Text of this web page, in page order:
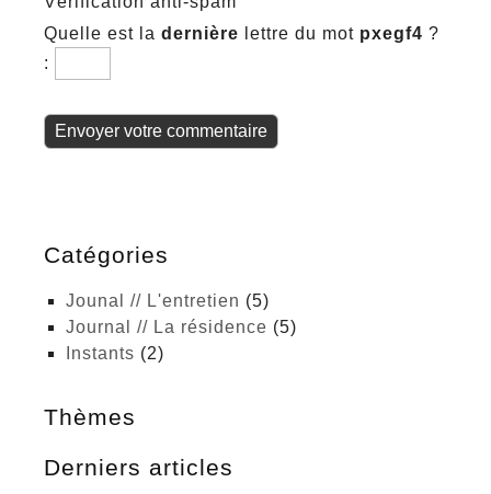
Quelle est la dernière lettre du mot pxegf4 ?
:
Catégories
Jounal // L'entretien (5)
Journal // La résidence (5)
Instants (2)
Thèmes
Derniers articles